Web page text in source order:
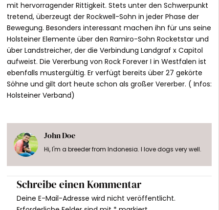
mit hervorragender Rittigkeit. Stets unter den Schwerpunkt
tretend, überzeugt der Rockwell-Sohn in jeder Phase der
Bewegung. Besonders interessant machen ihn für uns seine
Holsteiner Elemente über den Ramiro-Sohn Rocketstar und
über Landstreicher, der die Verbindung Landgraf x Capitol
aufweist. Die Vererbung von Rock Forever I in Westfalen ist
ebenfalls mustergültig. Er verfügt bereits über 27 gekörte
Söhne und gilt dort heute schon als großer Vererber. ( Infos:
Holsteiner Verband)
John Doe
Hi, I'm a breeder from Indonesia. I love dogs very well.
Schreibe einen Kommentar
Deine E-Mail-Adresse wird nicht veröffentlicht.